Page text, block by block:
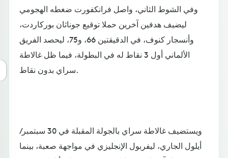
وفي الشوط الثاني، واصل فرانكفورت ضغطه الهجومي
ليضيف هدفين آخرين حملا توقيع جوناثان بوركاردت،
وأنسجار كنوف، في الدقيقتين 66، و75، ليحصد الفريق
الألماني أول 3 نقاط له في البطولة، فيما ظل غالاطة
سراي بدون نقاط.
ويستضيف غالاطة سراي بالجولة المقبلة في 30 سبتمبر/
أيلول الجاري، ليفربول الإنجليزي في مواجهة صعبة، بينما